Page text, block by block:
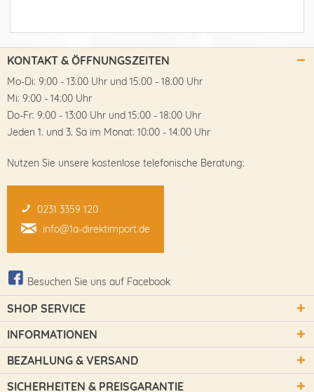
KONTAKT & ÖFFNUNGSZEITEN
Mo-Di: 9:00 - 13:00 Uhr und 15:00 - 18:00 Uhr
Mi: 9:00 - 14:00 Uhr
Do-Fr: 9:00 - 13:00 Uhr und 15:00 - 18:00 Uhr
Jeden 1. und 3. Sa im Monat: 10:00 - 14:00 Uhr
Nutzen Sie unsere kostenlose telefonische Beratung:
0231 3359 120
info@1a-direktimport.de
Besuchen Sie uns auf Facebook
SHOP SERVICE
INFORMATIONEN
BEZAHLUNG & VERSAND
SICHERHEITEN & PREISGARANTIE